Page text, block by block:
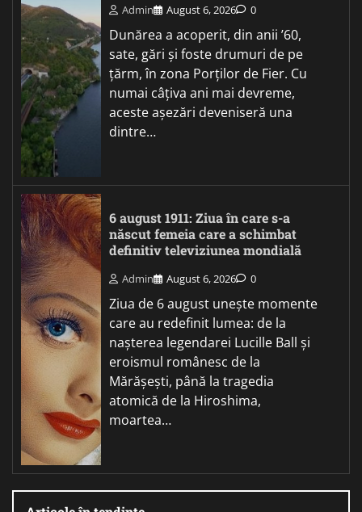
Admin August 6, 2026 0
Dunărea a acoperit, din anii ’60,
sate, gări și foste drumuri de pe
țărm, în zona Porților de Fier. Cu
numai câțiva ani mai devreme,
aceste așezări deveniseră una
dintre…
6 august 1911: Ziua în care s-a
născut femeia care a schimbat
definitiv televiziunea mondială
Admin August 6, 2026 0
Ziua de 6 august unește momente
care au redefinit lumea: de la
nașterea legendarei Lucille Ball și
eroismul românesc de la
Mărășești, până la tragedia
atomică de la Hiroshima,
moartea…